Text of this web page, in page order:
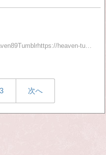
heaven-tu…
3 次へ